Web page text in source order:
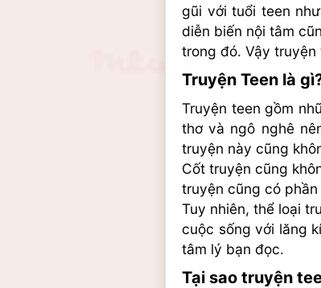
gũi với tuổi teen
diễn biến nội tâm
trong đó. Vậy truyện
Truyện Teen là
Truyện teen gồm
thơ và ngô nghê
truyện này cũng
Cốt truyện cũng
truyện cũng có
Tuy nhiên, thể loại
cuộc sống với lăng
tâm lý bạn đọc.
Tại sao truyện